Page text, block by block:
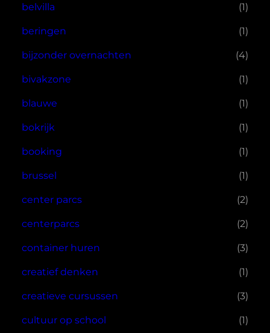
belvilla (1)
beringen (1)
bijzonder overnachten (4)
bivakzone (1)
blauwe (1)
bokrijk (1)
booking (1)
brussel (1)
center parcs (2)
centerparcs (2)
container huren (3)
creatief denken (1)
creatieve cursussen (3)
cultuur op school (1)